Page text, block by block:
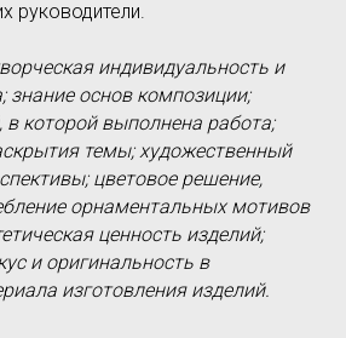
руководители.
индивидуальность и
знание основ композиции;
в которой выполнена работа;
темы; художественный
цветовое решение,
орнаментальных мотивов
ценность изделий;
и оригинальность в
изготовления изделий.